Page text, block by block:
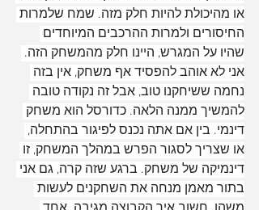
או מהיכולת להיות חלק מזה. שמח שלמרות
החיסורים ולמרות ההרכבים המיוחדים
שהיו על המגרש, היינו חלק מהמשחק הזה.
אני לא אוהב להפסיד אף משחק, אין בזה
נחמה ששיחקנו טוב, אבל זה נקודה טובה
להמשיך ממנה הלאה. כדורסל הוא משחק
דינמי. בין אם אתה נכנס לפיגור בהתחלה,
או שצריך לסגור הפרש במהלך המשחק, זו
דינמיקה של משחק. ברגע שזה קרה, גם אני
בתור מאמן מנחה את השחקנים לעשות